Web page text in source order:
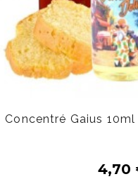
Concentré Gaius
4,70